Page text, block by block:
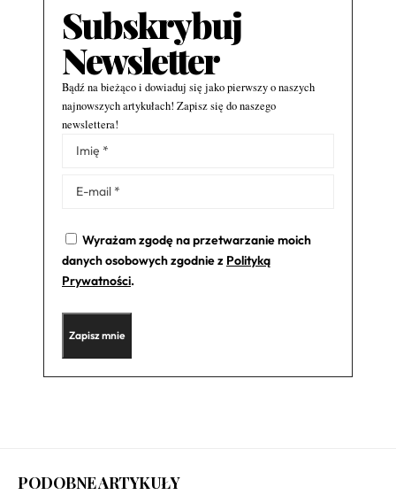
Subskrybuj
Newsletter
Bądź na bieżąco i dowiaduj się jako pierwszy o naszych
najnowszych artykułach! Zapisz się do naszego
newslettera!
Wyrażam zgodę na przetwarzanie moich
danych osobowych zgodnie z Polityką
Prywatności.
Alternative:
PODOBNE ARTYKUŁY